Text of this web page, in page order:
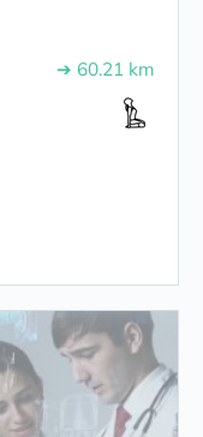
➔ 60.21 km